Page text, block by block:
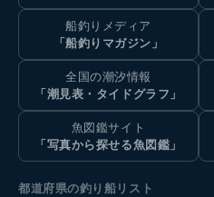
船釣りメディア
「船釣りマガジン」
全国の潮汐情報
「潮見表・タイドグラフ」
魚図鑑サイト
「写真から探せる魚図鑑」
都道府県の釣り船リスト